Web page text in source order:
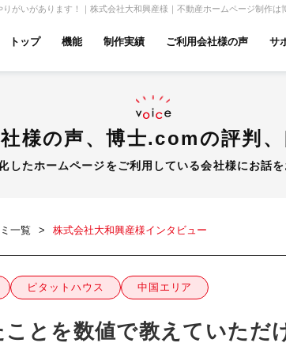
がいがあります！｜株式会社大和興産様｜不動産ホームページ制作は
トップ 機能 制作実績
・収益物件 建築・リフォーム テ
ご利用会社様の声 サ
様の声、博士.comの評判、
したホームページをご利用している会社様にお話
一覧 株式会社大和興産様インタビュー
ピタットハウス 中国エリア
とを数値で教えていただ